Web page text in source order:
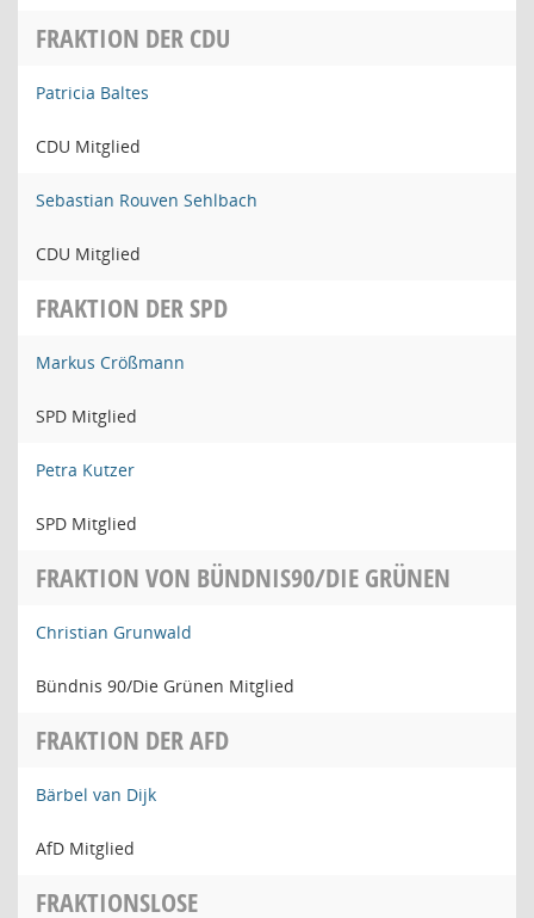
FRAKTION DER CDU
Patricia Baltes
CDU Mitglied
Sebastian Rouven Sehlbach
CDU Mitglied
FRAKTION DER SPD
Markus Crößmann
SPD Mitglied
Petra Kutzer
SPD Mitglied
FRAKTION VON BÜNDNIS90/DIE GRÜNEN
Christian Grunwald
Bündnis 90/Die Grünen Mitglied
FRAKTION DER AFD
Bärbel van Dijk
AfD Mitglied
FRAKTIONSLOSE